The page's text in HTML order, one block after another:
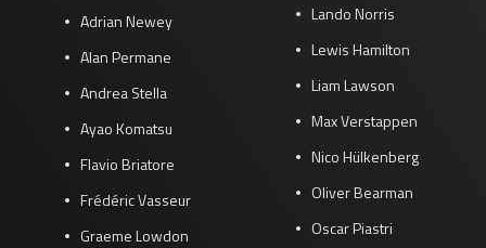
Adrian Newey
Alan Permane
Andrea Stella
Ayao Komatsu
Flavio Briatore
Frédéric Vasseur
Graeme Lowdon
Lando Norris
Lewis Hamilton
Liam Lawson
Max Verstappen
Nico Hülkenberg
Oliver Bearman
Oscar Piastri